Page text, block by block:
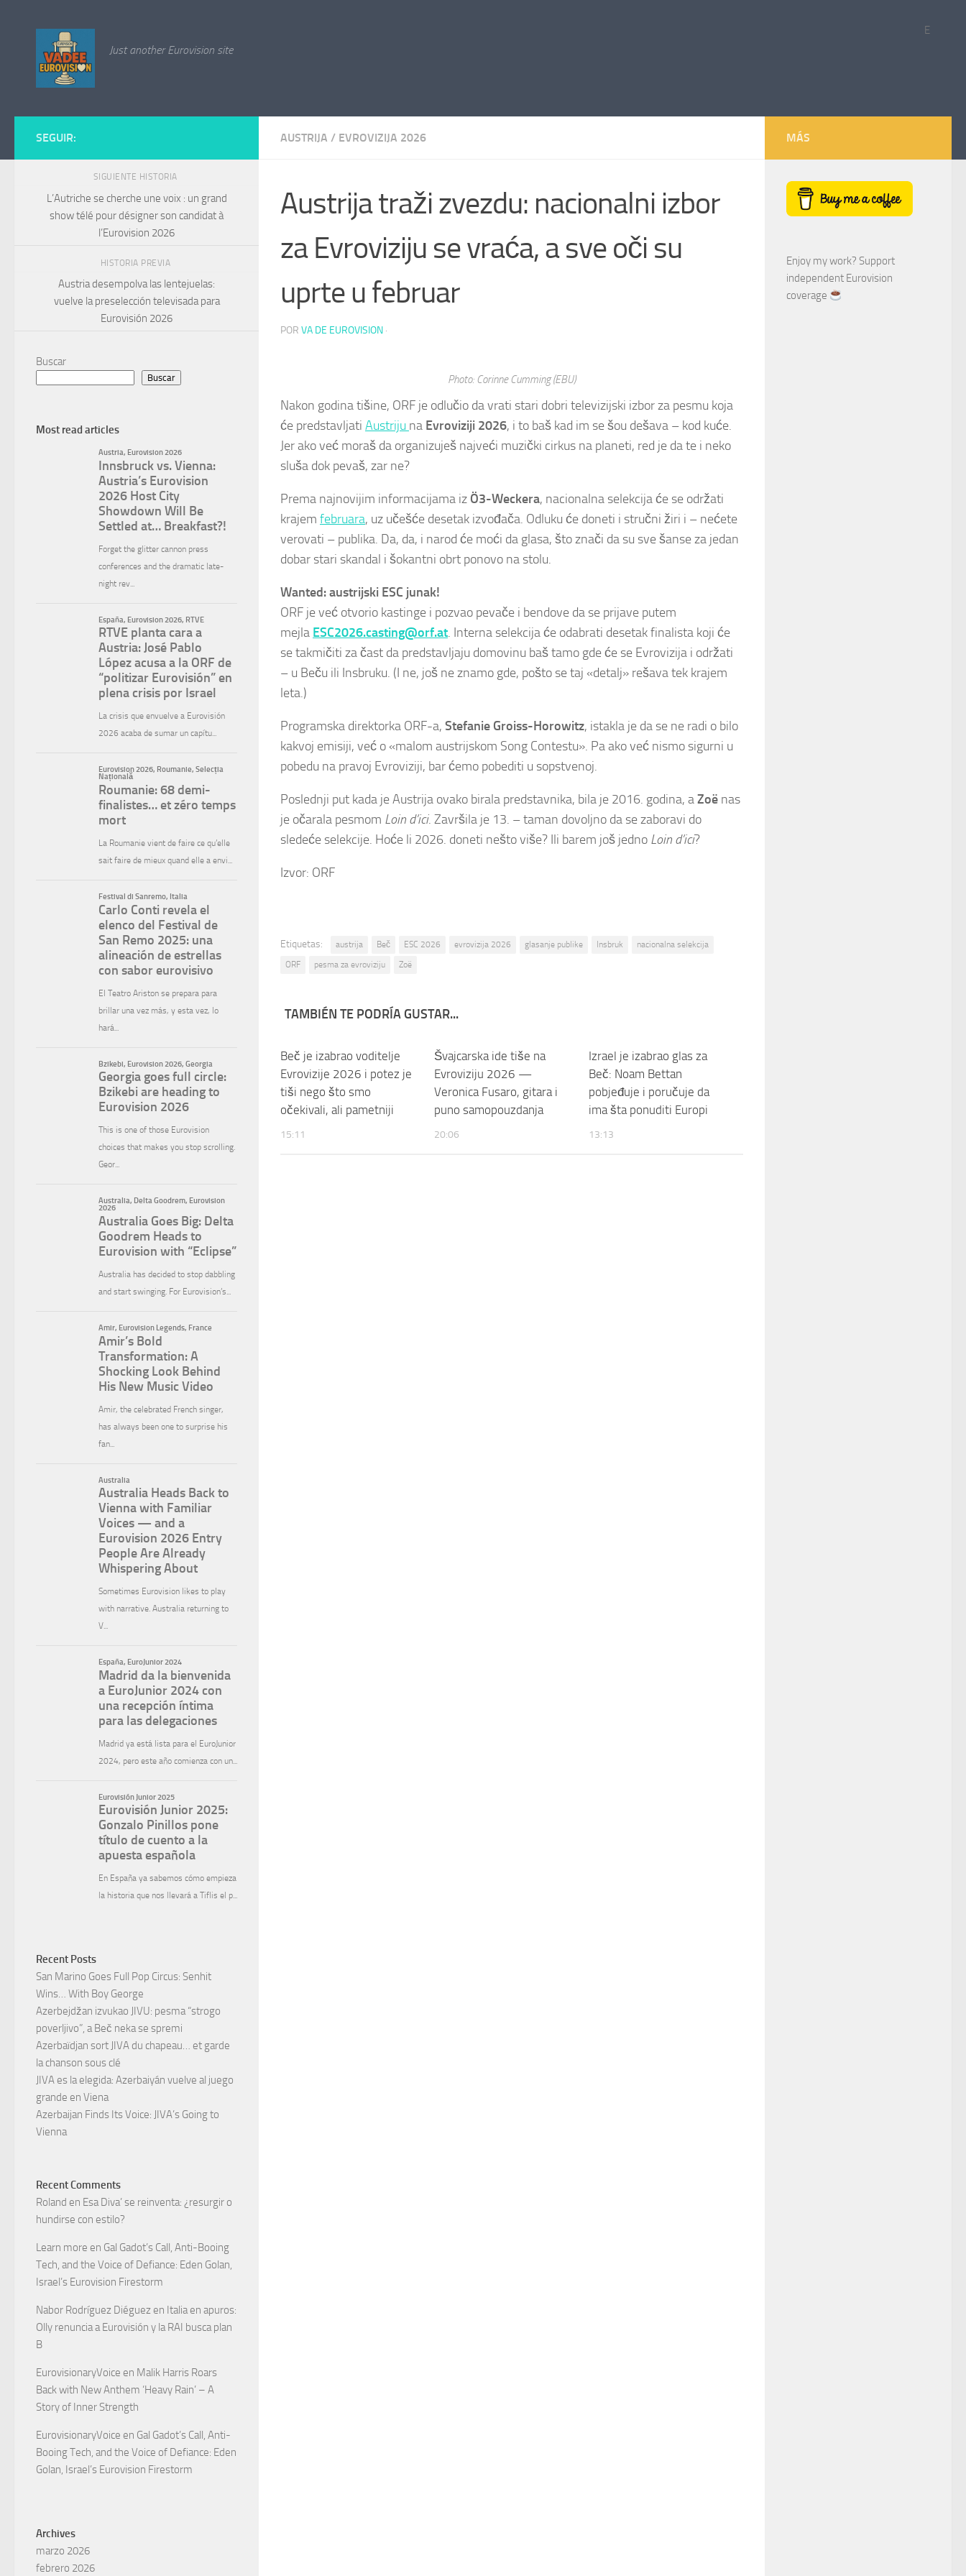
Just another Eurovision site
E
AUSTRIJA / EVROVIZIJA 2026
Austrija traži zvezdu: nacionalni izbor
za Evroviziju se vraća, a sve oči su
uprte u februar
POR VA DE EUROVISION ·
Photo: Corinne Cumming (EBU)
Nakon godina tišine, ORF je odlučio da vrati stari dobri televizijski izbor za pesmu koja
će predstavljati Austriju na Evroviziji 2026, i to baš kad im se šou dešava – kod kuće.
Jer ako već moraš da organizuješ najveći muzički cirkus na planeti, red je da te i neko
sluša dok pevaš, zar ne?
Prema najnovijim informacijama iz Ö3-Weckera, nacionalna selekcija će se održati
krajem februara, uz učešće desetak izvođača. Odluku će doneti i stručni žiri i – nećete
verovati – publika. Da, da, i narod će moći da glasa, što znači da su sve šanse za jedan
dobar stari skandal i šokantni obrt ponovo na stolu.
Wanted: austrijski ESC junak!
ORF je već otvorio kastinge i pozvao pevače i bendove da se prijave putem
mejla ESC2026.casting@orf.at. Interna selekcija će odabrati desetak finalista koji će
se takmičiti za čast da predstavljaju domovinu baš tamo gde će se Evrovizija i održati
– u Beču ili Insbruku. (I ne, još ne znamo gde, pošto se taj «detalj» rešava tek krajem
leta.)
Programska direktorka ORF-a, Stefanie Groiss-Horowitz, istakla je da se ne radi o bilo
kakvoj emisiji, već o «malom austrijskom Song Contestu». Pa ako već nismo sigurni u
pobedu na pravoj Evroviziji, bar ćemo pobediti u sopstvenoj.
Poslednji put kada je Austrija ovako birala predstavnika, bila je 2016. godina, aZoë nas
je očarala pesmom Loin d’ici. Završila je 13. – taman dovoljno da se zaboravi do
sledeće selekcije. Hoće li 2026. doneti nešto više? Ili barem još jedno Loin d’ici?
Izvor: ORF
Etiquetas: austrija Beč ESC 2026 evrovizija 2026 glasanje publike Insbruk
nacionalna selekcija
ORF
pesma za evroviziju Zoë
TAMBIÉN TE PODRÍA GUSTAR...
Beč je izabrao voditelje
Evrovizije 2026 i potez je
tiši nego što smo
očekivali, ali pametniji
15:11
Švajcarska ide tiše na
Evroviziju 2026 —
Veronica Fusaro, gitara i
puno samopouzdanja
20:06
Izrael je izabrao glas za
Beč: Noam Bettan
pobjeđuje i poručuje da
ima šta ponuditi Europi
13:13
SEGUIR:
SIGUIENTE HISTORIA
L’Autriche se cherche une voix : un grand
show télé pour désigner son candidat à
l’Eurovision 2026
HISTORIA PREVIA
Austria desempolva las lentejuelas:
vuelve la preselección televisada para
Eurovisión 2026
Buscar
Buscar
Most read articles
Recent Posts
San Marino Goes Full Pop Circus: Senhit
Wins… With Boy George
Azerbejdžan izvukao JIVU: pesma “strogo
poverljivo”, a Beč neka se spremi
Azerbaïdjan sort JIVA du chapeau… et garde
la chanson sous clé
JIVA es la elegida: Azerbaiyán vuelve al juego
grande en Viena
Azerbaijan Finds Its Voice: JIVA’s Going to
Vienna
Recent Comments
Roland en Esa Diva’ se reinventa: ¿resurgir o
hundirse con estilo?
Learn more en Gal Gadot’s Call, Anti-Booing
Tech, and the Voice of Defiance: Eden Golan,
Israel’s Eurovision Firestorm
Nabor Rodríguez Diéguez en Italia en apuros:
Olly renuncia a Eurovisión y la RAI busca plan
B
EurovisionaryVoice en Malik Harris Roars
Back with New Anthem ‘Heavy Rain’ – A
Story of Inner Strength
EurovisionaryVoice en Gal Gadot’s Call, Anti-
Booing Tech, and the Voice of Defiance: Eden
Golan, Israel’s Eurovision Firestorm
Archives
marzo 2026
febrero 2026
MÁS
Enjoy my work? Support
independent Eurovision
coverage